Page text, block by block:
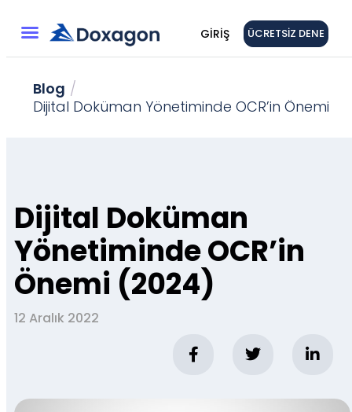
GIRIŞ ÜCRETSIZ DENE
Blog /
Dijital Doküman Yönetiminde OCR’in Önemi
Dijital Doküman
Yönetiminde OCR’in
Önemi (2024)
12 Aralık 2022